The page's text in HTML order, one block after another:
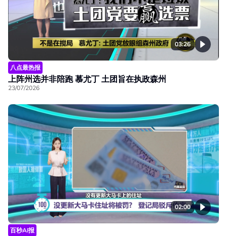
03:26
八点最热报
上阵州选并非陪跑 慕尤丁 土团旨在执政森州
23/07/2026
02:00
百秒AI报